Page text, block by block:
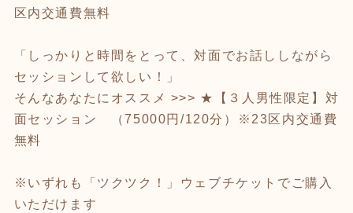
区内交通費無料
「しっかりと時間をとって、対面でお話ししながら
セッションして欲しい！」
そんなあなたにオススメ >>> ★【３人男性限定】対
面セッション （75000円/120分）※23区内交通費
無料
※いずれも「ツクツク！」ウェブチケットでご購入
いただけます